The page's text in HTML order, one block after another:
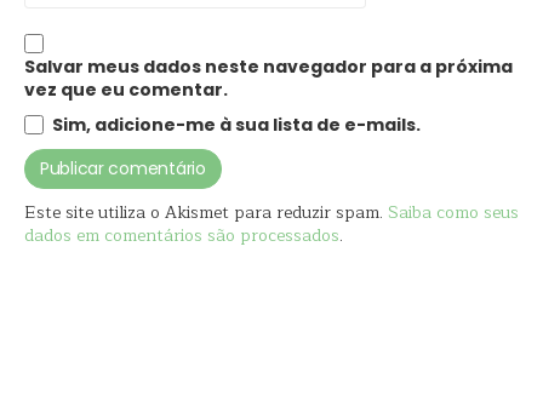
Salvar meus dados neste navegador para a próxima
vez que eu comentar.
Sim, adicione-me à sua lista de e-mails.
Este site utiliza o Akismet para reduzir spam. Saiba como seus
dados em comentários são processados.